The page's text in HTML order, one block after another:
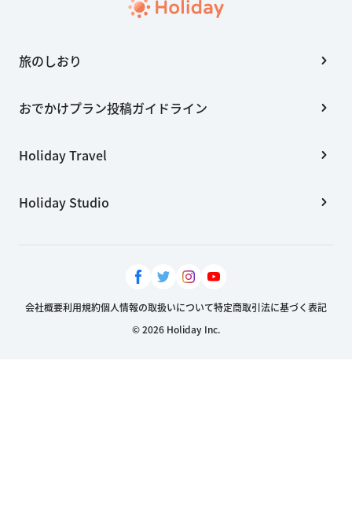
旅のしおり
おでかけプラン投稿ガイドライン
Holiday Travel
Holiday Studio
会社概要利用規約個人情報の取扱いについて特定商取引法に基づく表記
© 2026 Holiday Inc.